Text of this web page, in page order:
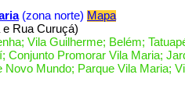
(zona norte) Mapa
Rua Curuçá)
Vila Guilherme; Belém;
Conjunto Promorar Vila Maria;
Mundo; Parque Vila Maria;